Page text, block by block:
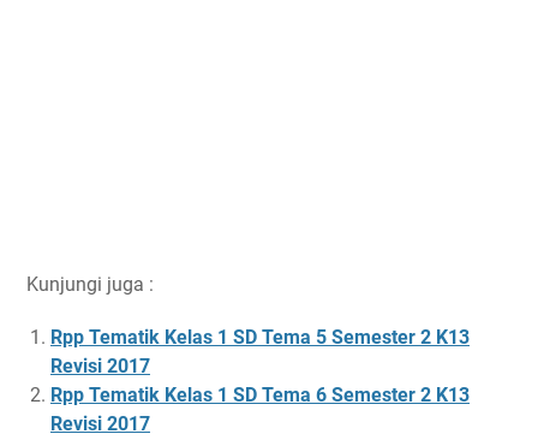
Kunjungi juga :
Rpp Tematik Kelas 1 SD Tema 5 Semester 2 K13
Revisi 2017
Rpp Tematik Kelas 1 SD Tema 6 Semester 2 K13
Revisi 2017